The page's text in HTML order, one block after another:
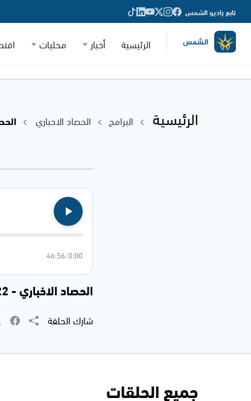
تابع راديو الشمس
الرئيسية أخبار محليات
الرئيسية البرامج الحصاد الاخباري
0:00
/
46:56
الحصاد الاخباري - 06.01.2022
شارك الحلقة
جميع الحلقات